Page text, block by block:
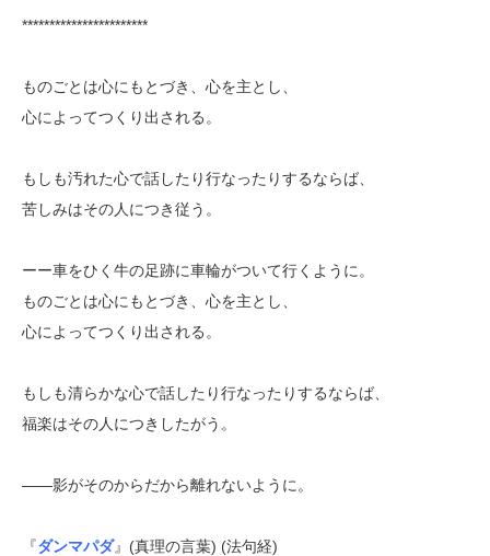
***********************
ものごとは心にもとづき、心を主とし、
心によってつくり出される。
もしも汚れた心で話したり行なったりするならば、
苦しみはその人につき従う。
ーー車をひく牛の足跡に車輪がついて行くように。
ものごとは心にもとづき、心を主とし、
心によってつくり出される。
もしも清らかな心で話したり行なったりするならば、
福楽はその人につきしたがう。
――影がそのからだから離れないように。
『ダンマパダ』(真理の言葉) (法句経)